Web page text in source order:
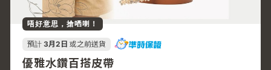
唔好意思，搶哂喇！
預計 3月2日 或之前送貨
優雅水鑽百搭皮帶